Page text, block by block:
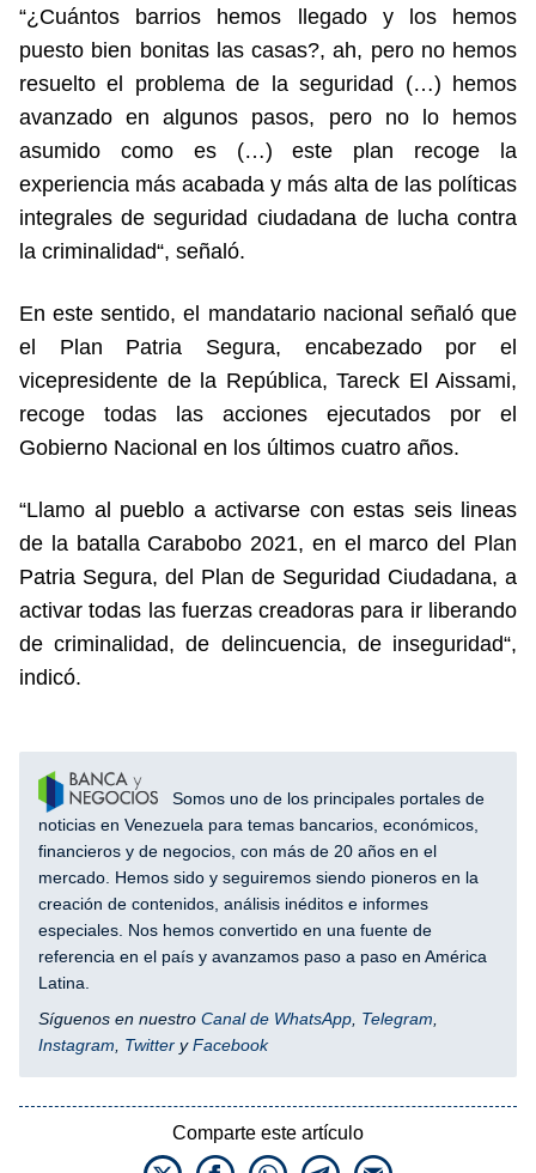
“¿Cuántos barrios hemos llegado y los hemos
puesto bien bonitas las casas?, ah, pero no hemos
resuelto el problema de la seguridad (…) hemos
avanzado en algunos pasos, pero no lo hemos
asumido como es (…) este plan recoge la
experiencia más acabada y más alta de las políticas
integrales de seguridad ciudadana de lucha contra
la criminalidad“, señaló.
En este sentido, el mandatario nacional señaló que
el Plan Patria Segura, encabezado por el
vicepresidente de la República, Tareck El Aissami,
recoge todas las acciones ejecutados por el
Gobierno Nacional en los últimos cuatro años.
“Llamo al pueblo a activarse con estas seis lineas
de la batalla Carabobo 2021, en el marco del Plan
Patria Segura, del Plan de Seguridad Ciudadana, a
activar todas las fuerzas creadoras para ir liberando
de criminalidad, de delincuencia, de inseguridad“,
indicó.
Somos uno de los principales portales de
noticias en Venezuela para temas bancarios, económicos,
financieros y de negocios, con más de 20 años en el
mercado. Hemos sido y seguiremos siendo pioneros en la
creación de contenidos, análisis inéditos e informes
especiales. Nos hemos convertido en una fuente de
referencia en el país y avanzamos paso a paso en América
Latina.
Síguenos en nuestro Canal de WhatsApp, Telegram,
Instagram, Twitter yFacebook
Comparte este artículo